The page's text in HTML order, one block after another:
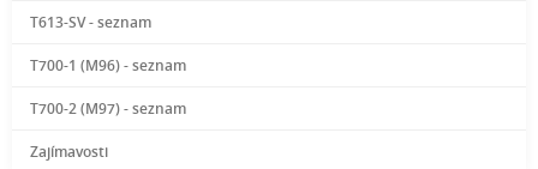
T613-SV - seznam
T700-1 (M96) - seznam
T700-2 (M97) - seznam
Zajímavosti